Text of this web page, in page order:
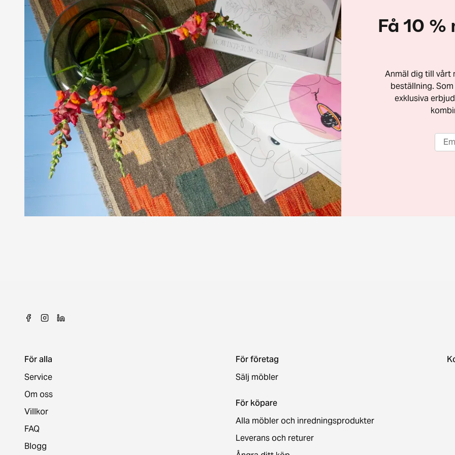
Få 10
Anmäl dig till vårt
beställning.
exklusiva
För alla
Service
Om oss
Villkor
FAQ
Blogg
För företag
Sälj möbler
För köpare
Alla möbler och inredningsprodukter
Leverans och returer